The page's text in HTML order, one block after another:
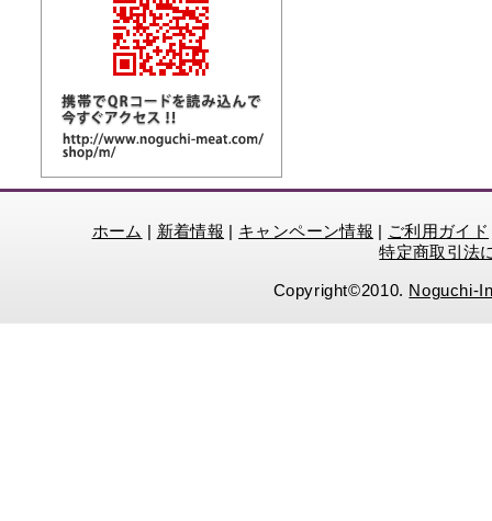
ホーム 新着情報 キャンペーン情報 ご利用ガイド
特定商取引法
Copyright©2010. Noguchi-